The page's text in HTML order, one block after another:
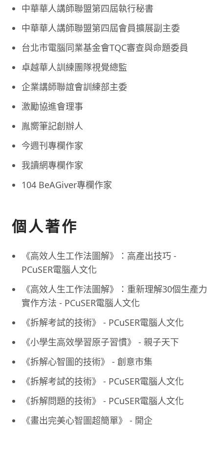
中華華人講師聯盟第四屆執行秘書
中華華人講師聯盟第四屆會員擴展副主委
台北市電腦同業基金會TQC審查與命題委員
卓越華人訓練團隊視覺總監
企業講師聯誼會訓練部主委
激勵協進會理事
胤嚮筆記創辦人
今週刊專欄作家
我讀網專欄作家
104 BeAGiver專欄作家
個人著作
《高效人生工作法圖解》：高產出技巧 -
PCuSER電腦人文化
《高效人生工作法圖解》：重新理解30個生產力
實作方法 - PCuSER電腦人文化
《拆解考試的技術》 - PCuSER電腦人文化
《小學生高效學習原子習慣》 - 親子天下
《拆解心智圖的技術》 - 創意市集
《拆解考試的技術》 - PCuSER電腦人文化
《拆解問題的技術》 - PCuSER電腦人文化
《畫出完美心智圖超簡單》 - 開企